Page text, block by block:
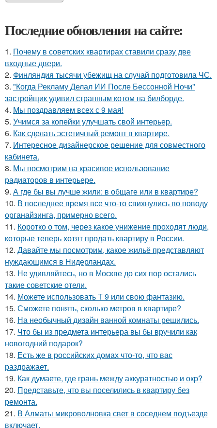
Последние обновления на сайте:
1. Почему в советских квартирах ставили сразу две
входные двери.
2. Финляндия тысячи убежищ на случай подготовила ЧС.
3. "Когда Рекламу Делал ИИ После Бессонной Ночи"
застройщик удивил странным котом на билборде.
4. Мы поздравляем всех с 9 мая!
5. Учимся за копейки улучшать свой интерьер.
6. Как сделать эстетичный ремонт в квартире.
7. Интересное дизайнерское решение для совместного
кабинета.
8. Мы посмотрим на красивое использование
радиаторов в интерьере.
9. А где бы вы лучше жили: в общаге или в квартире?
10. В последнее время все что-то свихнулись по поводу
органайзинга, примерно всего.
11. Коротко о том, через какое унижение проходят люди,
которые теперь хотят продать квартиру в России.
12. Давайте мы посмотрим, какое жильё представляют
нуждающимся в Нидерландах.
13. Не удивляйтесь, но в Москве до сих пор остались
такие советские отели.
14. Можете использовать Т 9 или свою фантазию.
15. Сможете понять, сколько метров в квартире?
16. На необычный дизайн ванной комнаты решились.
17. Что бы из предмета интерьера вы бы вручили как
новогодний подарок?
18. Есть же в российских домах что-то, что вас
раздражает.
19. Как думаете, где грань между аккуратностью и окр?
20. Представьте, что вы поселились в квартиру без
ремонта.
21. В Алматы микроволновка свет в соседнем подъезде
включает.